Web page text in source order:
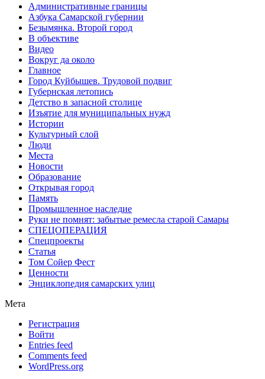
Административные границы
Азбука Самарской губернии
Безымянка. Второй город
В объективе
Видео
Вокруг да около
Главное
Город Куйбышев. Трудовой подвиг
Губернская летопись
Детство в запасной столице
Изъятие для муниципальных нужд
Истории
Культурный слой
Люди
Места
Новости
Образование
Открывая город
Память
Промышленное наследие
Руки не помнят: забытые ремесла старой Самары
СПЕЦОПЕРАЦИЯ
Спецпроекты
Статья
Том Сойер Фест
Ценности
Энциклопедия самарских улиц
Мета
Регистрация
Войти
Entries feed
Comments feed
WordPress.org